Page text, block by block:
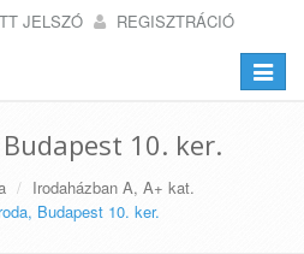
JELSZÓ REGISZTRÁCIÓ
Toggle
10. ker.
Irodaházban A, A+ kat.
Budapest 10. ker.